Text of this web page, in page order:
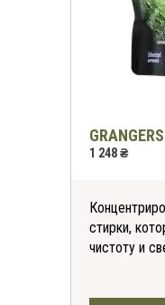
1 248 ₴
стирки,
чистоту и